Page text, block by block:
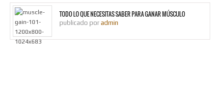
TODO LO QUE NECESITAS SABER PARA GANAR MÚSCULO
publicado por admin